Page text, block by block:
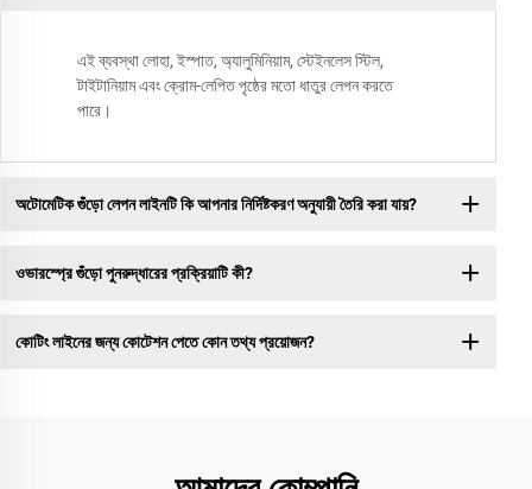
এই ব্যবস্থা লোহা, ইস্পাত, অ্যালুমিনিয়াম, স্টেইনলেস স্টিল,
টাইটানিয়াম এবং ক্রোম-লেপিত পৃষ্ঠের মতো ধাতুর লেপন করতে
পারে।
অটোমেটিক গুঁড়ো লেপন লাইনটি কি আপনার নির্দিষ্টকরণ অনুযায়ী তৈরি করা যায়?
ওভারস্প্রে গুঁড়ো পুনরুদ্ধারের প্রক্রিয়াটি কী?
কোটিং লাইনের জন্য কোটেশন পেতে কোন তথ্য প্রয়োজন?